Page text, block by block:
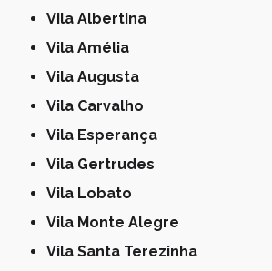
Vila Albertina
Vila Amélia
Vila Augusta
Vila Carvalho
Vila Esperança
Vila Gertrudes
Vila Lobato
Vila Monte Alegre
Vila Santa Terezinha